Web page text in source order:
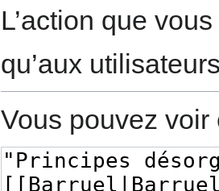
L’action que
qu’aux
Vous pouvez